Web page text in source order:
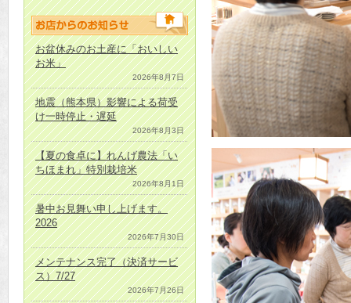
お盆休みのお土産に「おいしい
お米」
2026年8月7日
地震（熊本県）影響による荷受
け一時停止・遅延
2026年8月3日
【夏の食卓に】れんげ農法「い
ちほまれ」特別栽培米
2026年8月1日
暑中お見舞い申し上げます。
2026
2026年7月30日
メンテナンス完了（決済サービ
ス）7/27
2026年7月26日